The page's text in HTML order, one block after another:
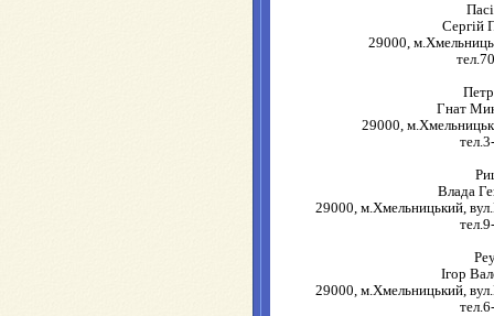
Сергій
29000,
Гнат
29000,
Влада
29000, м.Хмельницький,
Ігор
29000, м.Хмельницький,